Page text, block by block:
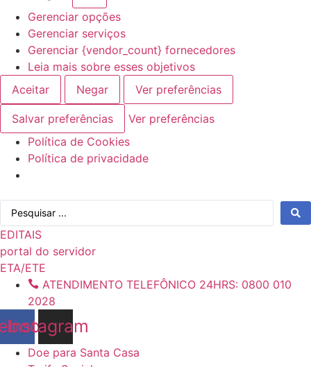
Gerenciar opções
Gerenciar serviços
Gerenciar {vendor_count} fornecedores
Leia mais sobre esses objetivos
Aceitar
Negar Ver preferências
Salvar preferências
Ver preferências
Política de Cookies
Política de privacidade
para
o
conteúdo
Pesquisar
EDITAIS
portal do servidor
ETA/ETE
ATENDIMENTO TELEFÔNICO 24HRS: 0800 010
2028
Instagram
Doe para Santa Casa